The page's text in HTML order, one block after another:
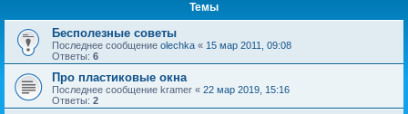
Темы
Бесполезные советы
Последнее сообщение olechka « 15 мар 2011, 09:08
Ответы: 6
Про пластиковые окна
Последнее сообщение kramer « 22 мар 2019, 15:16
Ответы: 2